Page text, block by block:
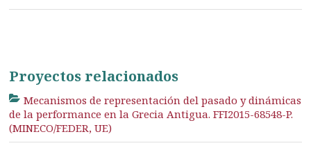
Proyectos relacionados
Mecanismos de representación del pasado y dinámicas
de la performance en la Grecia Antigua. FFI2015-68548-P.
(MINECO/FEDER, UE)